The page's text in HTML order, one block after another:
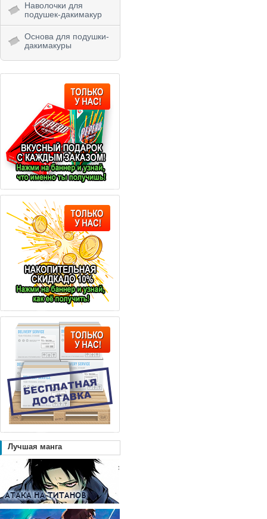
Наволочки для
подушек-дакимакур
Основа для подушки-
дакимакуры
Лучшая манга